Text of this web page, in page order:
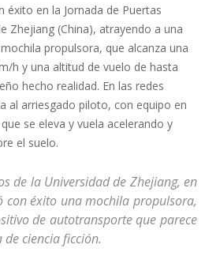
éxito en la Jornada de Puertas
Zhejiang (China), atrayendo a una
propulsora, que alcanza una
h y una altitud de vuelo de hasta
hecho realidad. En las redes
al arriesgado piloto, con equipo en
se eleva y vuela acelerando y
el suelo.
de la Universidad de Zhejiang, en
con éxito una mochila propulsora,
de autotransporte que parece
ciencia ficción.